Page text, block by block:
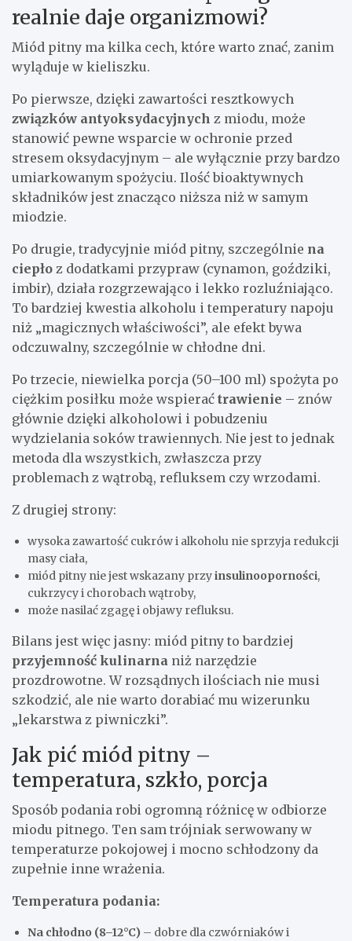
realnie daje organizmowi?
Miód pitny ma kilka cech, które warto znać, zanim
wyląduje w kieliszku.
Po pierwsze, dzięki zawartości resztkowych
związków antyoksydacyjnych z miodu, może
stanowić pewne wsparcie w ochronie przed
stresem oksydacyjnym – ale wyłącznie przy bardzo
umiarkowanym spożyciu. Ilość bioaktywnych
składników jest znacząco niższa niż w samym
miodzie.
Po drugie, tradycyjnie miód pitny, szczególnie na
ciepło z dodatkami przypraw (cynamon, goździki,
imbir), działa rozgrzewająco i lekko rozluźniająco.
To bardziej kwestia alkoholu i temperatury napoju
niż „magicznych właściwości”, ale efekt bywa
odczuwalny, szczególnie w chłodne dni.
Po trzecie, niewielka porcja (50–100 ml) spożyta po
ciężkim posiłku może wspierać trawienie – znów
głównie dzięki alkoholowi i pobudzeniu
wydzielania soków trawiennych. Nie jest to jednak
metoda dla wszystkich, zwłaszcza przy
problemach z wątrobą, refluksem czy wrzodami.
Z drugiej strony:
wysoka zawartość cukrów i alkoholu nie sprzyja redukcji
masy ciała,
miód pitny nie jest wskazany przyinsulinooporności,
cukrzycy i chorobach wątroby,
może nasilać zgagę i objawy refluksu.
Bilans jest więc jasny: miód pitny to bardziej
przyjemność kulinarna niż narzędzie
prozdrowotne. W rozsądnych ilościach nie musi
szkodzić, ale nie warto dorabiać mu wizerunku
„lekarstwa z piwniczki”.
Jak pić miód pitny –
temperatura, szkło, porcja
Sposób podania robi ogromną różnicę w odbiorze
miodu pitnego. Ten sam trójniak serwowany w
temperaturze pokojowej i mocno schłodzony da
zupełnie inne wrażenia.
Temperatura podania:
Na chłodno (8–12°C) – dobre dla czwórniaków i